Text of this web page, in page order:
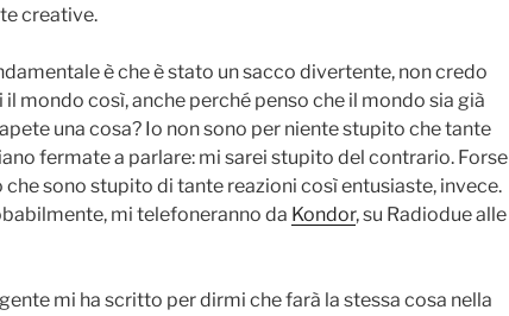
creative.
è che è stato un sacco divertente, non credo
il mondo così, anche perché penso che il mondo sia già
una cosa? Io non sono per niente stupito che tante
fermate a parlare: mi sarei stupito del contrario. Forse
che sono stupito di tante reazioni così entusiaste, invece.
mi telefoneranno da Kondor, su Radiodue alle
mi ha scritto per dirmi che farà la stessa cosa nella